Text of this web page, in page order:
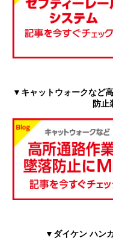
▼キャットウォークなど
防止
▼ダイケン ハン